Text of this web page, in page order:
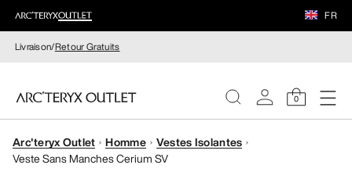
FR
Livraison/Retour Gratuits
0
FEMME
Arc'teryx Outlet Homme
Vestes Isolantes
Veste Sans Manches Cerium SV